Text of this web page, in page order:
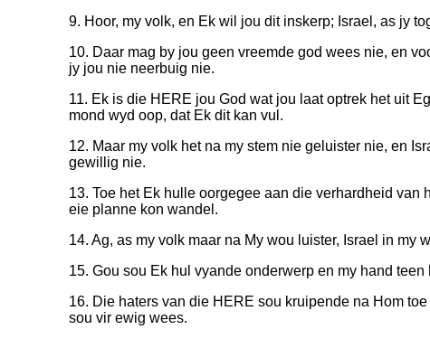
9. Hoor, my volk, en Ek wil jou dit inskerp; Israel, as jy
10. Daar mag by jou geen vreemde god wees nie, en
jy jou nie neerbuig nie.
11. Ek is die HERE jou God wat jou laat optrek het uit
mond wyd oop, dat Ek dit kan vul.
12. Maar my volk het na my stem nie geluister nie, en
gewillig nie.
13. Toe het Ek hulle oorgegee aan die verhardheid van
eie planne kon wandel.
14. Ag, as my volk maar na My wou luister, Israel in my
15. Gou sou Ek hul vyande onderwerp en my hand teen
16. Die haters van die HERE sou kruipende na Hom
sou vir ewig wees.